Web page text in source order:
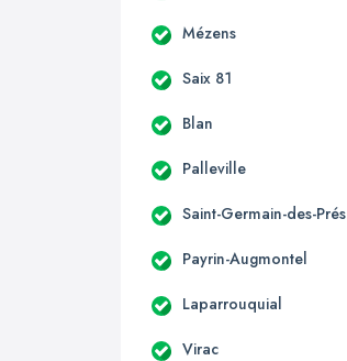
Mézens
Saix 81
Blan
Palleville
Saint-Germain-des-
Payrin-Augmontel
Laparrouquial
Virac